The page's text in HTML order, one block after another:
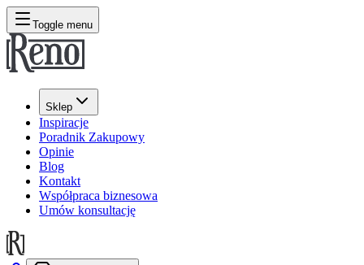
Toggle menu
Sklep
Inspiracje
Poradnik Zakupowy
Opinie
Blog
Kontakt
Współpraca biznesowa
Umów konsultację